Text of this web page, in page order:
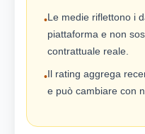
•Le medie riflettono i
piattaforma e non
contrattuale reale.
•Il rating aggrega
e può cambiare con